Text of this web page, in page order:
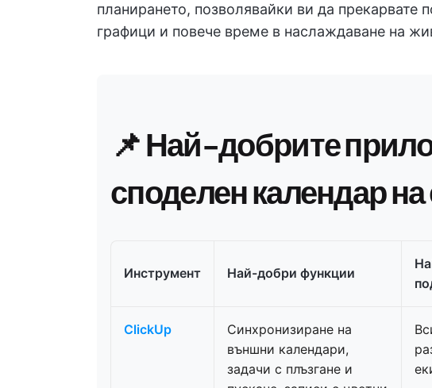
планирането, позволявайки ви да прекарвате
графици и повече време в наслаждаване на
📌 Най-добрите
споделен календар
Инструмент Най-добри функции
ClickUp
Синхронизиране на
външни календари,
задачи с плъзгане и